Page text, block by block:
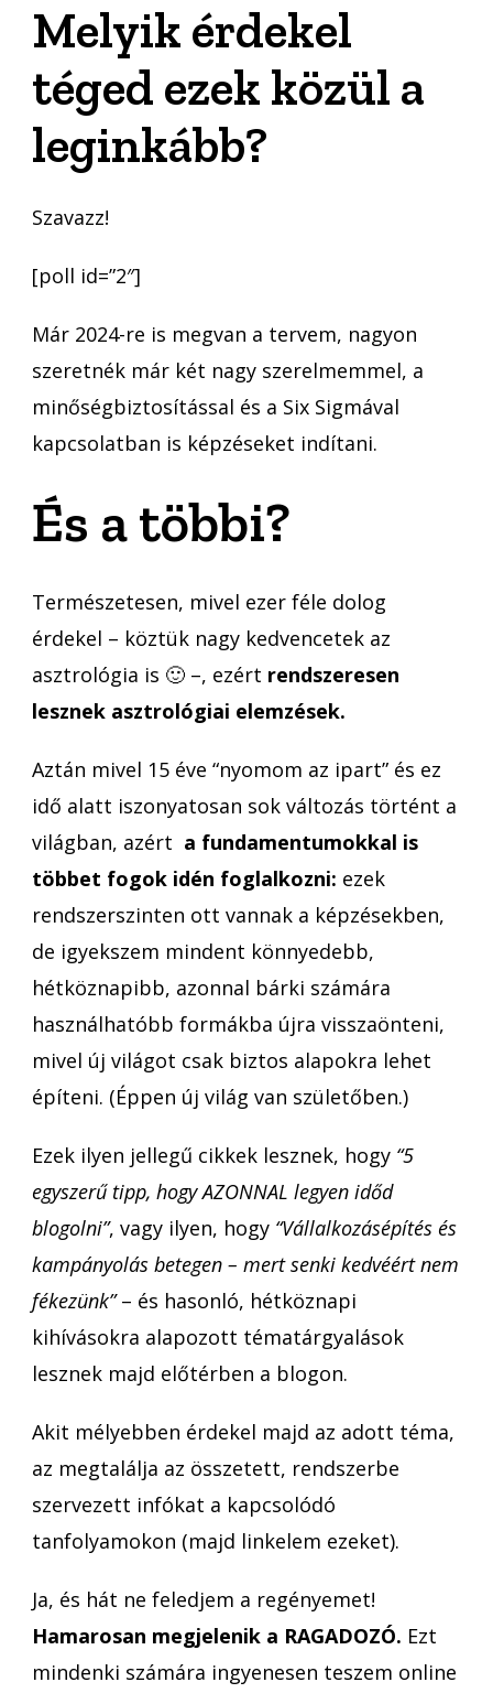
Melyik érdekel
téged ezek közül a
leginkább?
Szavazz!
[poll id=”2″]
Már 2024-re is megvan a tervem, nagyon
szeretnék már két nagy szerelmemmel, a
minőségbiztosítással és a Six Sigmával
kapcsolatban is képzéseket indítani.
És a többi?
Természetesen, mivel ezer féle dolog
érdekel – köztük nagy kedvencetek az
asztrológia is 🙂 –, ezért rendszeresen
lesznek asztrológiai elemzések.
Aztán mivel 15 éve “nyomom az ipart” és ez
idő alatt iszonyatosan sok változás történt a
világban, azért a fundamentumokkal is
többet fogok idén foglalkozni: ezek
rendszerszinten ott vannak a képzésekben,
de igyekszem mindent könnyedebb,
hétköznapibb, azonnal bárki számára
használhatóbb formákba újra visszaönteni,
mivel új világot csak biztos alapokra lehet
építeni. (Éppen új világ van születőben.)
Ezek ilyen jellegű cikkek lesznek, hogy “5
egyszerű tipp, hogy AZONNAL legyen időd
blogolni”, vagy ilyen, hogy “Vállalkozásépítés és
kampányolás betegen – mert senki kedvéért nem
fékezünk”– és hasonló, hétköznapi
kihívásokra alapozott tématárgyalások
lesznek majd előtérben a blogon.
Akit mélyebben érdekel majd az adott téma,
az megtalálja az összetett, rendszerbe
szervezett infókat a kapcsolódó
tanfolyamokon (majd linkelem ezeket).
Ja, és hát ne feledjem a regényemet!
Hamarosan megjelenik a RAGADOZÓ. Ezt
mindenki számára ingyenesen teszem online